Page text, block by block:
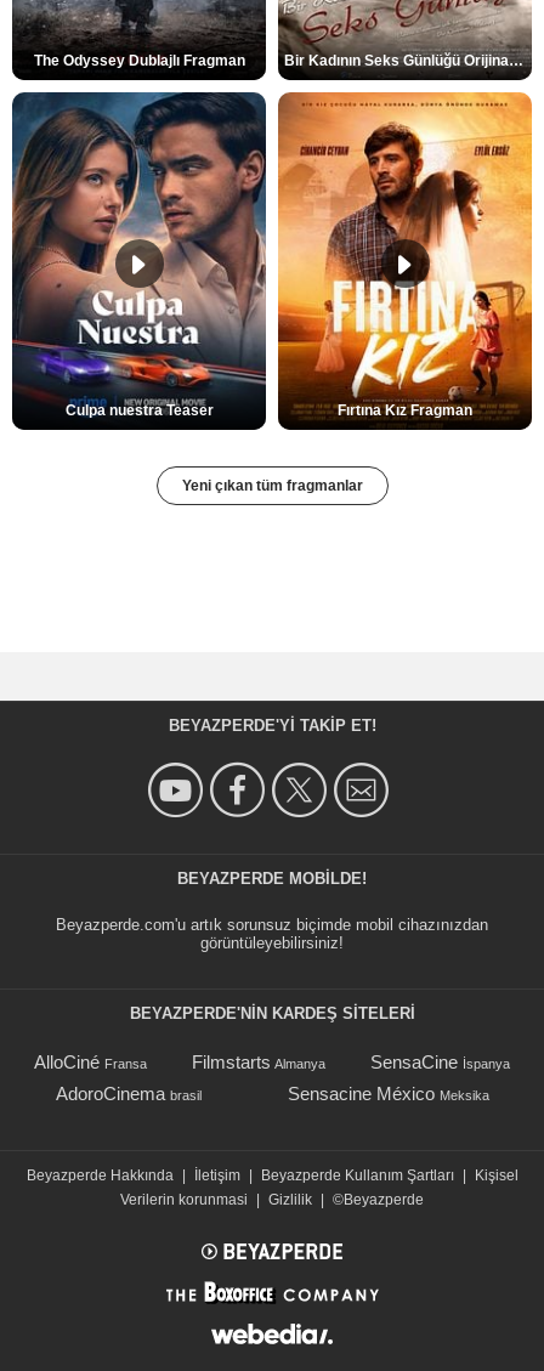
The Odyssey Dublajlı Fragman Bir Kadının Seks Günlüğü Orijinal Fragman
Culpa nuestra Teaser Fırtına Kız Fragman
Yeni çıkan tüm fragmanlar
BEYAZPERDE'YI TAKIP ET!
BEYAZPERDE MOBILDE!
Beyazperde.com'u artık sorunsuz biçimde mobil cihazınızdan
görüntüleyebilirsiniz!
BEYAZPERDE'NIN KARDEŞ SİTELERİ
AlloCiné Fransa Filmstarts Almanya SensaCine İspanya
AdoroCinema brasil Sensacine México Meksika
Beyazperde Hakkında İletişim Beyazperde Kullanım Şartları
Kişisel
Verilerin korunmasi
Gizlilik ©Beyazperde